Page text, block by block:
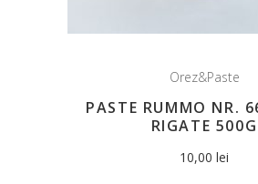
Orez&Paste
PASTE RUMMO NR.
RIGATE 500G
10,00 lei